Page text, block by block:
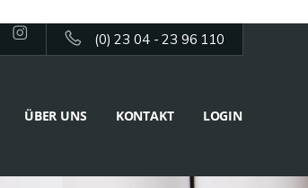
(0) 23 04 - 23 96 110
ÜBER UNS KONTAKT LOGIN